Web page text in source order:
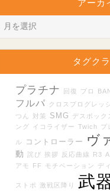
アーカ
タグク
プラチナ 回復 プロ BAN
フルパ クロスプログレッ
つん
対策 SMG デスボック
ング
イコライザー Twich プ
ル コントローラー ヴ
動 詫び 挨拶 反応曲線 R3
アモ
FF モチベーション デ
ストポ 激戦区降り 武